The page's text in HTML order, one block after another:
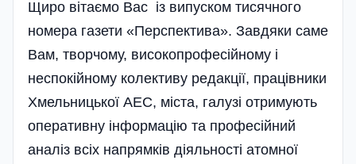
Щиро вітаємо Вас із випуском тисячного
номера газети «Перспектива». Завдяки саме
Вам, творчому, високопрофесійному і
неспокійному колективу редакції, працівники
Хмельницької АЕС, міста, галузі отримують
оперативну інформацію та професійний
аналіз всіх напрямків діяльності атомної